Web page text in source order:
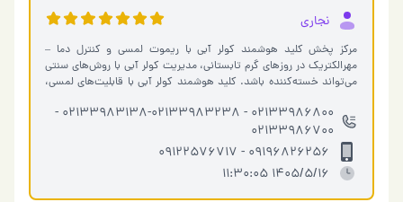
نجاری
مرکز پخش کلید هوشمند کولر آبی با ریموت لمسی و کنترل دما –
مهرالکتریک در روزهای گرم تابستانی، مدیریت کولر آبی با روش‌های سنتی
می‌تواند خسته‌کننده باشد. کلید هوشمند کولر آبی با قابلیت‌های لمسی،
02133986800 - 02133983138-02133983238 -
02133986700
09196826256 - 09122576717
1405/5/16 11:30:05